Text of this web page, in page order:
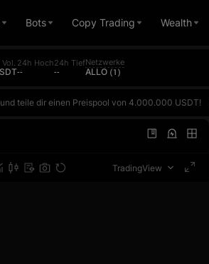
Bots Copy Trading Wealth
24h Hoch
--
24h Tief
--
Netzwerke
ALLO (1)
teile dir einen Preispool von 4.000.000 USDT!
TradingView